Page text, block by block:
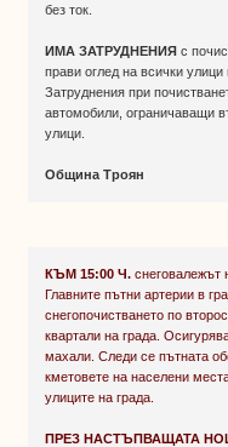
без ток.
ИМА ЗАТРУДНЕНИЯ с
прави оглед на всички
Затруднения при
автомобили, ограничаващи
улици.
Община Троян
КЪМ 15:00 Ч. снеговалежът
Главните пътни артерии в
снегопочистването по
квартали на града.
махали. Следи се пътната
кметовете на населени
улиците на града.
ПРЕЗ НАСТЪПВАЩАТА